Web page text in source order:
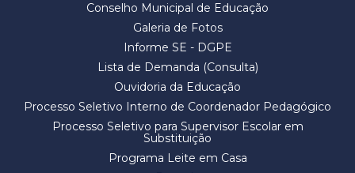
Conselho Municipal de Educação
Galeria de Fotos
Informe SE - DGPE
Lista de Demanda (Consulta)
Ouvidoria da Educação
Processo Seletivo Interno de Coordenador Pedagógico
Processo Seletivo para Supervisor Escolar em
Substituição
Programa Leite em Casa